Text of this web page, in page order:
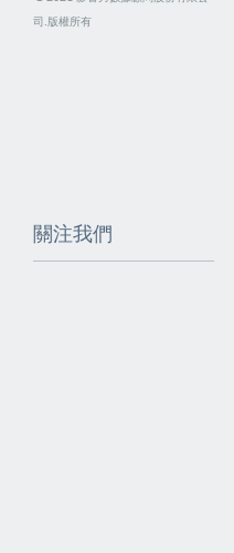
司.版權所有
關注我們